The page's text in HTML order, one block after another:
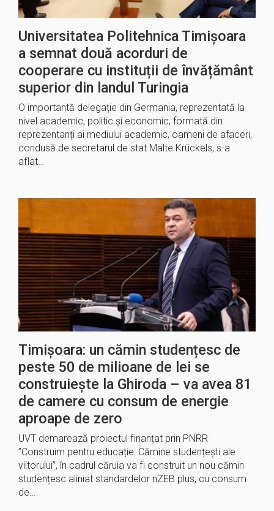
Universitatea Politehnica Timișoara
a semnat două acorduri de
cooperare cu instituții de învățământ
superior din landul Turingia
O importantă delegație din Germania, reprezentată la
nivel academic, politic și economic, formată din
reprezentanți ai mediului academic, oameni de afaceri,
condusă de secretarul de stat Malte Krückels, s-a
aflat…
Timișoara: un cămin studențesc de
peste 50 de milioane de lei se
construiește la Ghiroda – va avea 81
de camere cu consum de energie
aproape de zero
UVT demarează proiectul finanțat prin PNRR
”Construim pentru educație: Cămine studențești ale
viitorului”, în cadrul căruia va fi construit un nou cămin
studențesc aliniat standardelor nZEB plus, cu consum
de…